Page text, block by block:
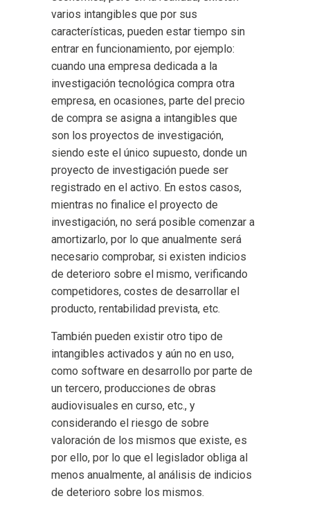
varios intangibles que por sus
características, pueden estar tiempo sin
entrar en funcionamiento, por ejemplo:
cuando una empresa dedicada a la
investigación tecnológica compra otra
empresa, en ocasiones, parte del precio
de compra se asigna a intangibles que
son los proyectos de investigación,
siendo este el único supuesto, donde un
proyecto de investigación puede ser
registrado en el activo. En estos casos,
mientras no finalice el proyecto de
investigación, no será posible comenzar a
amortizarlo, por lo que anualmente será
necesario comprobar, si existen indicios
de deterioro sobre el mismo, verificando
competidores, costes de desarrollar el
producto, rentabilidad prevista, etc.
También pueden existir otro tipo de
intangibles activados y aún no en uso,
como software en desarrollo por parte de
un tercero, producciones de obras
audiovisuales en curso, etc., y
considerando el riesgo de sobre
valoración de los mismos que existe, es
por ello, por lo que el legislador obliga al
menos anualmente, al análisis de indicios
de deterioro sobre los mismos.